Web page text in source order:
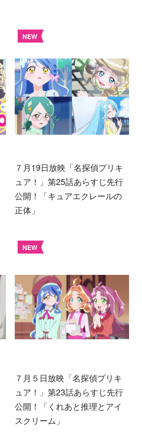
NEW
７月19日放映「名探偵プリキ
ュア！」第25話あらすじ先行
公開！「キュアエクレールの
正体」
NEW
７月５日放映「名探偵プリキ
ュア！」第23話あらすじ先行
公開！「くれあと推理とアイ
スクリーム」